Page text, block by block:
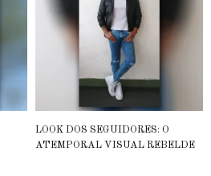
LOOK DOS SEGUIDORES: O
ATEMPORAL VISUAL REBELDE